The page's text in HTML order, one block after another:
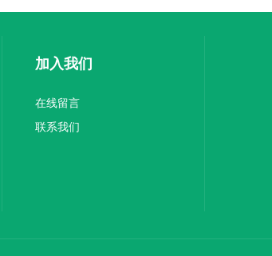
加入我们
在线留言
联系我们